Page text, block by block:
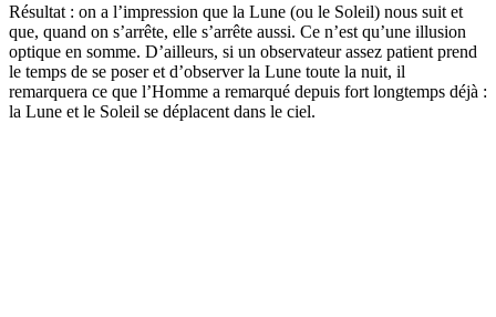
Résultat : on a l’impression que la Lune (ou le Soleil) nous suit et
que, quand on s’arrête, elle s’arrête aussi. Ce n’est qu’une illusion
optique en somme. D’ailleurs, si un observateur assez patient prend
le temps de se poser et d’observer la Lune toute la nuit, il
remarquera ce que l’Homme a remarqué depuis fort longtemps déjà :
la Lune et le Soleil se déplacent dans le ciel.